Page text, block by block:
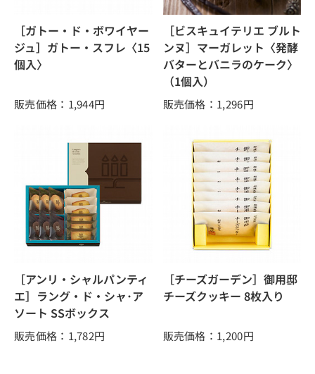
［ガトー・ド・ボワイヤー
ジュ］ガトー・スフレ〈15
個入〉
販売価格：1,944円
［ビスキュイテリエ ブルト
ンヌ］マーガレット〈発酵
バターとバニラのケーク〉
（1個入）
販売価格：1,296円
［アンリ・シャルパンティ
エ］ラング・ド・シャ･ア
ソート SSボックス
販売価格：1,782円
［チーズガーデン］御用邸
チーズクッキー 8枚入り
販売価格：1,200円